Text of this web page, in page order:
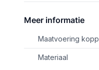
Meer informatie
Maatvoering
Materiaal